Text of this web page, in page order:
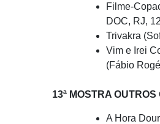
Filme-
DOC, RJ,
Trivakra
Vim e Irei
(Fábio
13ª MOSTRA
A Hora